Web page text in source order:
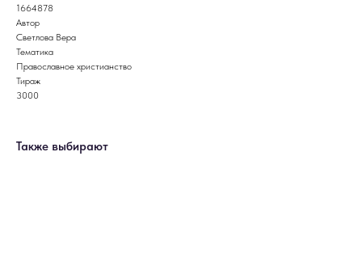
1664878
Автор
Светлова Вера
Тематика
Православное христианство
Тираж
3000
Также выбирают